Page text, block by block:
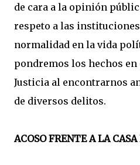
de cara a la opinión
respeto a las
normalidad en la vida
pondremos los hechos
Justicia al encontrarnos
de diversos delitos.
ACOSO FRENTE A LA